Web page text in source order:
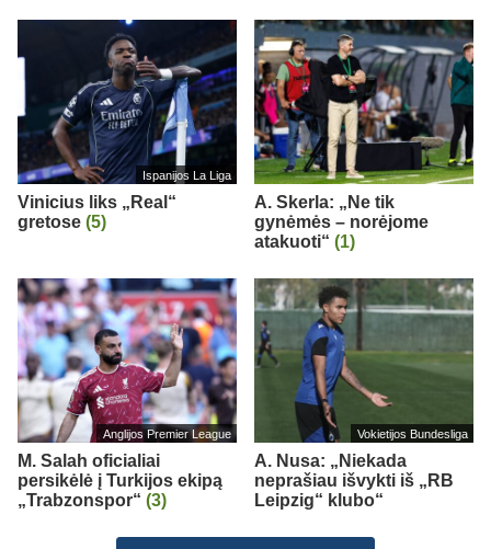
Ispanijos La Liga
Vinicius liks „Real“
gretose (5)
A. Skerla: „Ne tik
gynėmės – norėjome
atakuoti“ (1)
Anglijos Premier League
M. Salah oficialiai
persikėlė į Turkijos ekipą
„Trabzonspor“ (3)
Vokietijos Bundesliga
A. Nusa: „Niekada
neprašiau išvykti iš „RB
Leipzig“ klubo“